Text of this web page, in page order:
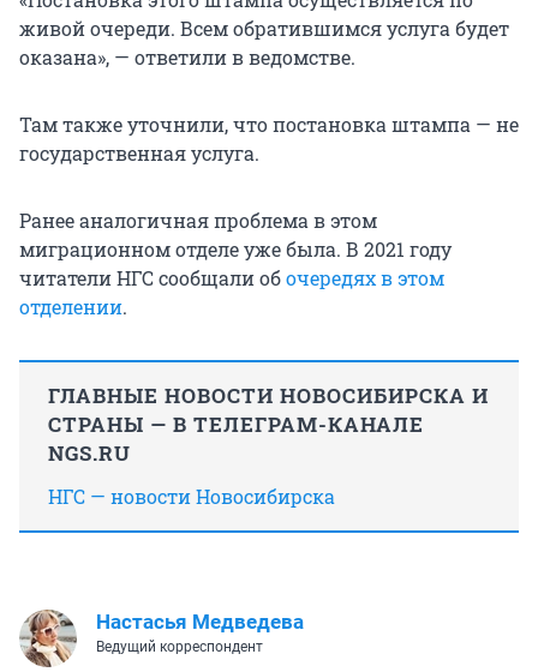
живой очереди. Всем обратившимся услуга будет
оказана», — ответили в ведомстве.
Там также уточнили, что постановка штампа — не
государственная услуга.
Ранее аналогичная проблема в этом
миграционном отделе уже была. В 2021 году
читатели НГС сообщали обочередях в этом
отделении.
ГЛАВНЫЕ НОВОСТИ НОВОСИБИРСКА И
СТРАНЫ — В ТЕЛЕГРАМ-КАНАЛЕ
NGS.RU
НГС — новости Новосибирска
Настасья Медведева
Ведущий корреспондент